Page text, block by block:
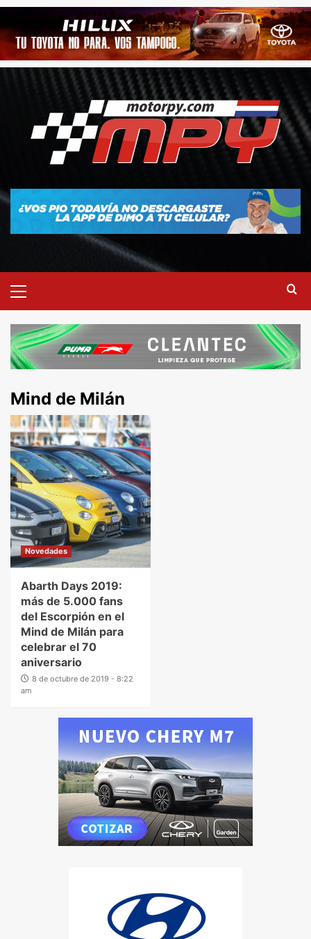
Mind de Milán
Novedades
Abarth Days 2019:
más de 5.000 fans
del Escorpión en el
Mind de Milán para
celebrar el 70
aniversario
8 de octubre de 2019 - 8:22
am